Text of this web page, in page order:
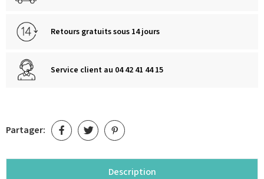
Retours gratuits sous 14 jours
Service client au 04 42 41 44 15
Partager:
Description